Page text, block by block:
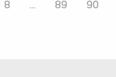
8 ... 89 90